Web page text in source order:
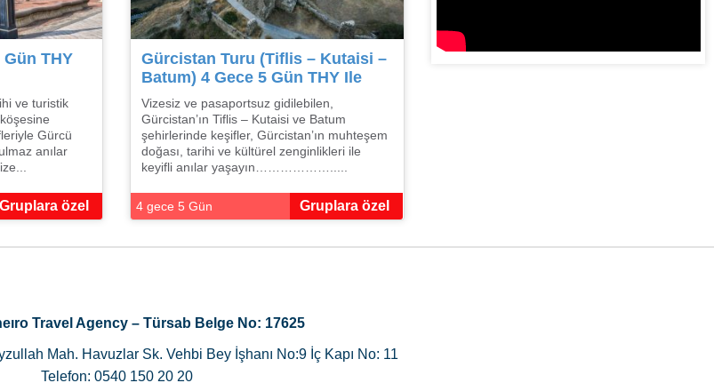
THY
ve turistik
Gürcü
anılar
Gruplara özel
Gürcistan Turu (Tiflis – Kutaisi –
Batum) 4 Gece 5 Gün THY Ile
Vizesiz ve pasaportsuz gidilebilen,
Gürcistan’ın Tiflis – Kutaisi ve Batum
şehirlerinde keşifler, Gürcistan’ın muhteşem
doğası, tarihi ve kültürel zenginlikleri ile
keyifli anılar yaşayın……………….....
4 gece 5 Gün Gruplara özel
Travel Agency – Türsab Belge No: 17625
Mah. Havuzlar Sk. Vehbi Bey İşhanı No:9 İç Kapı No: 11
Telefon: 0540 150 20 20